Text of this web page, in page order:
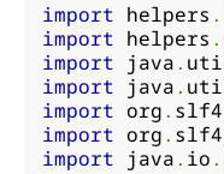
import helpers .
import helpers .
import java.
import java.
import org.
import org.
import java. io.